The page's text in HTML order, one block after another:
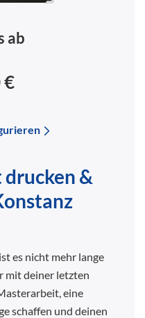
ab
€
&
es nicht mehr lange
mit deiner letzten
eine
schaffen und deinen